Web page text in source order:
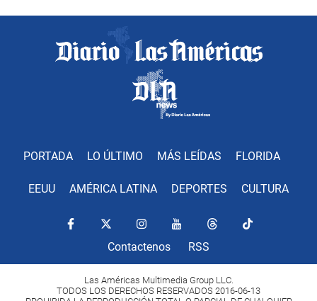
PORTADA LO ÚLTIMO MÁS LEÍDAS FLORIDA
EEUU AMÉRICA LATINA DEPORTES CULTURA
Contactenos RSS
Las Américas Multimedia Group LLC.
TODOS LOS DERECHOS RESERVADOS 2016-06-13